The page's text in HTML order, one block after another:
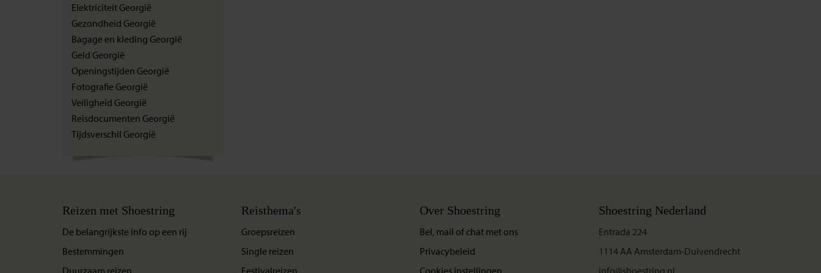
Elektriciteit Georgië
Gezondheid Georgië
Bagage en kleding Georgië
Geld Georgië
Openingstijden Georgië
Fotografie Georgië
Veiligheid Georgië
Reisdocumenten Georgië
Tijdsverschil Georgië
Reizen met Shoestring
De belangrijkste info op een rij
Bestemmingen
Duurzaam reizen
Reisthema's
Groepsreizen
Single reizen
Festivalreizen
Over Shoestring
Bel, mail of chat met ons
Privacybeleid
Cookies instellingen
Shoestring Nederland
Entrada 224
1114 AA Amsterdam-Duivendrecht
info@shoestring.nl